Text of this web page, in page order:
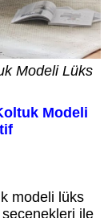
Modeli Lüks
Modeli
modeli lüks
ile